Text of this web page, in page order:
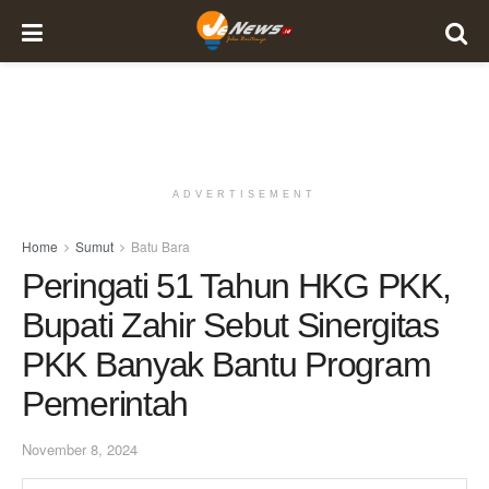
ADVERTISEMENT
Home Sumut Batu Bara
Peringati 51 Tahun HKG PKK,
Bupati Zahir Sebut Sinergitas
PKK Banyak Bantu Program
Pemerintah
November 8, 2024